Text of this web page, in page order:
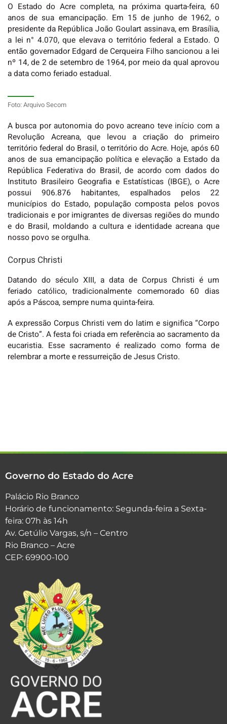
O Estado do Acre completa, na próxima quarta-feira, 60
anos de sua emancipação. Em 15 de junho de 1962, o
presidente da República João Goulart assinava, em Brasília,
a lei n° 4.070, que elevava o território federal a Estado. O
então governador Edgard de Cerqueira Filho sancionou a lei
nº 14, de 2 de setembro de 1964, por meio da qual aprovou
a data como feriado estadual.
Foto: Arquivo Secom
A busca por autonomia do povo acreano teve início com a
Revolução Acreana, que levou a criação do primeiro
território federal do Brasil, o território do Acre. Hoje, após 60
anos de sua emancipação política e elevação a Estado da
República Federativa do Brasil, de acordo com dados do
Instituto Brasileiro Geografia e Estatísticas (IBGE), o Acre
possui 906.876 habitantes, espalhados pelos 22
municípios do Estado, população composta pelos povos
tradicionais e por imigrantes de diversas regiões do mundo
e do Brasil, moldando a cultura e identidade acreana que
nosso povo se orgulha.
Corpus Christi
Datando do século XIII, a data de Corpus Christi é um
feriado católico, tradicionalmente comemorado 60 dias
após a Páscoa, sempre numa quinta-feira.
A expressão Corpus Christi vem do latim e significa “Corpo
de Cristo”. A festa foi criada em referência ao sacramento da
eucaristia. Esse sacramento é realizado como forma de
relembrar a morte e ressurreição de Jesus Cristo.
Governo do Estado do Acre
Palácio Rio Branco
Horário de funcionamento: Segunda-feira a Sexta-
feira: 07h às 14h
Av. Getúlio Vargas, s/n – Centro
Rio Branco – Acre
CEP: 69900-100